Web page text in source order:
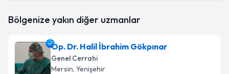
bilgilendireceğiz.
E-posta Adresiniz
Bölgenize yakın diğer uzmanlar
Op. Dr. Halil İbrahim Gökpınar
Genel Cerrahi
Mersin, Yenişehir